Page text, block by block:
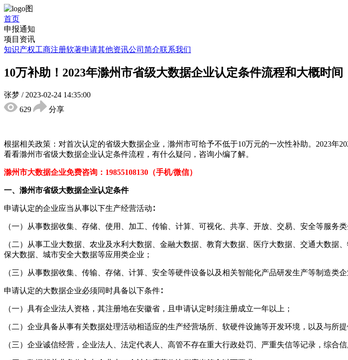
首页
申报通知
项目资讯
知识产权工商注册软著申请其他资讯公司简介联系我们
10万补助！2023年滁州市省级大数据企业认定条件流程和大概时间
张梦 / 2023-02-24 14:35:00
629
分享
根据相关政策：对首次认定的省级大数据企业，滁州市可给予不低于10万元的一次性补助。2023
看看滁州市省级大数据企业认定条件流程，有什么疑问，咨询小编了解。
滁州市大数据企业免费咨询：19855108130（手机/微信）
一、滁州市省级大数据企业认定条件
申请认定的企业应当从事以下生产经营活动∶
（一）从事数据收集、存储、使用、加工、传输、计算、可视化、共享、开放、交易、安全等服务类
（二）从事工业大数据、农业及水利大数据、金融大数据、教育大数据、医疗大数据、交通大数
保大数据、城市安全大数据等应用类企业；
（三）从事数据收集、传输、存储、计算、安全等硬件设备以及相关智能化产品研发生产等制造类企
申请认定的大数据企业必须同时具备以下条件∶
（一）具有企业法人资格，其注册地在安徽省，且申请认定时须注册成立一年以上；
（二）企业具备从事有关数据处理活动相适应的生产经营场所、软硬件设施等开发环境，以及与所
（三）企业诚信经营，企业法人、法定代表人、高管不存在重大行政处罚、严重失信等记录，综合